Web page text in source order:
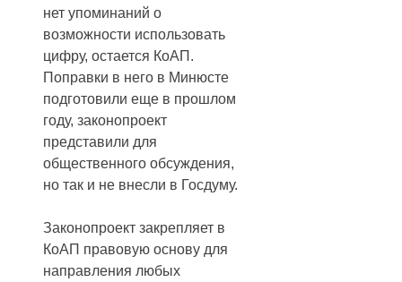
нет упоминаний о
возможности использовать
цифру, остается КоАП.
Поправки в него в Минюсте
подготовили еще в прошлом
году, законопроект
представили для
общественного обсуждения,
но так и не внесли в Госдуму.
Законопроект закрепляет в
КоАП правовую основу для
направления любых